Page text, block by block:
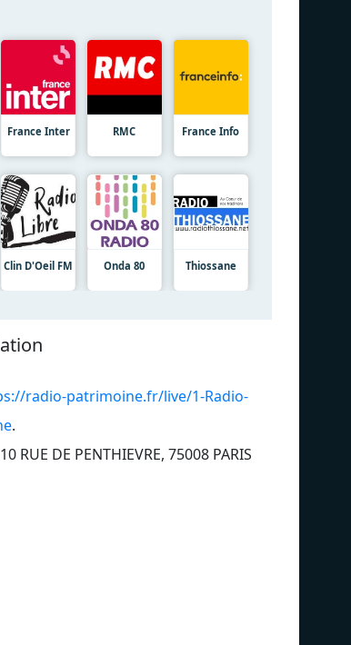
France Inter RMC France Info
Clin D'Oeil FM Onda 80 Thiossane
radio-patrimoine.fr/live/1-Radio-
.
10 RUE DE PENTHIEVRE, 75008 PARIS